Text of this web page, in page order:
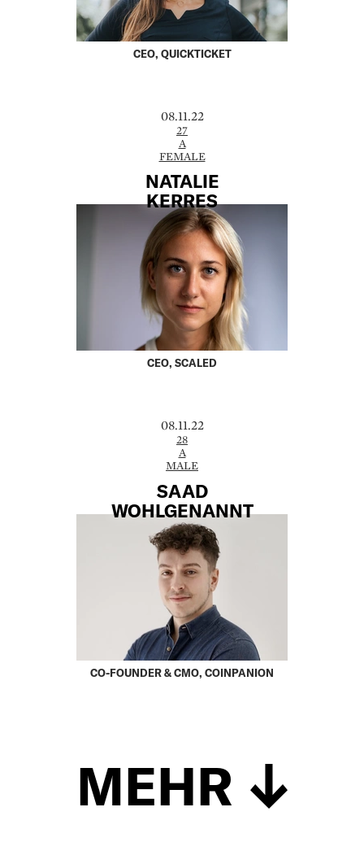
CEO, QUICKTICKET
08.11.22
27
A
FEMALE
NATALIE
KERRES
CEO, SCALED
08.11.22
28
A
MALE
SAAD
WOHLGENANNT
CO-FOUNDER & CMO, COINPANION
MEHR